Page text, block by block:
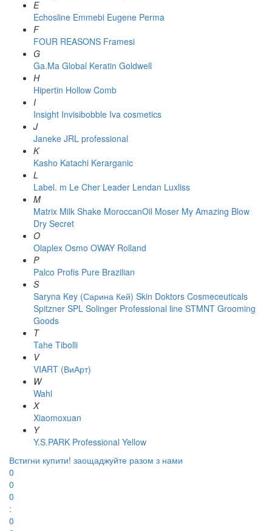
E
Echosline Emmebi Eugene Perma
F
FOUR REASONS Framesi
G
Ga.Ma Global Keratin Goldwell
H
Hipertin Hollow Comb
I
Insight Invisibobble Iva cosmetics
J
Janeke JRL professional
K
Kasho Katachi Kerarganic
L
Label. m Le Cher Leader Lendan Luxliss
M
Matrix Milk Shake MoroccanOil Moser My Amazing Blow
Dry Secret
O
Olaplex Osmo OWAY Rolland
P
Palco Profis Pure Brazilian
S
Saryna Key (Сарина Кей) Skin Doktors Cosmeceuticals
Spitzner SPL Solinger Professional line STMNT Grooming
Goods
T
Tahe Tibolli
V
VIART (ВиАрт)
W
Wahl
X
Xiaomoxuan
Y
Y.S.PARK Professional Yellow
Встигни купити! заощаджуйте разом з нами
0
0
0
:
0